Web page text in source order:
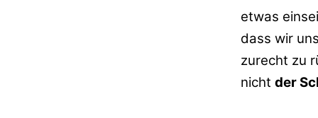
etwas
dass wir
zurecht zu
nicht der